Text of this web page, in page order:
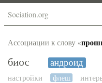
Sociation.org
Ассоциации к слову «
биос андроид
настройки флеш